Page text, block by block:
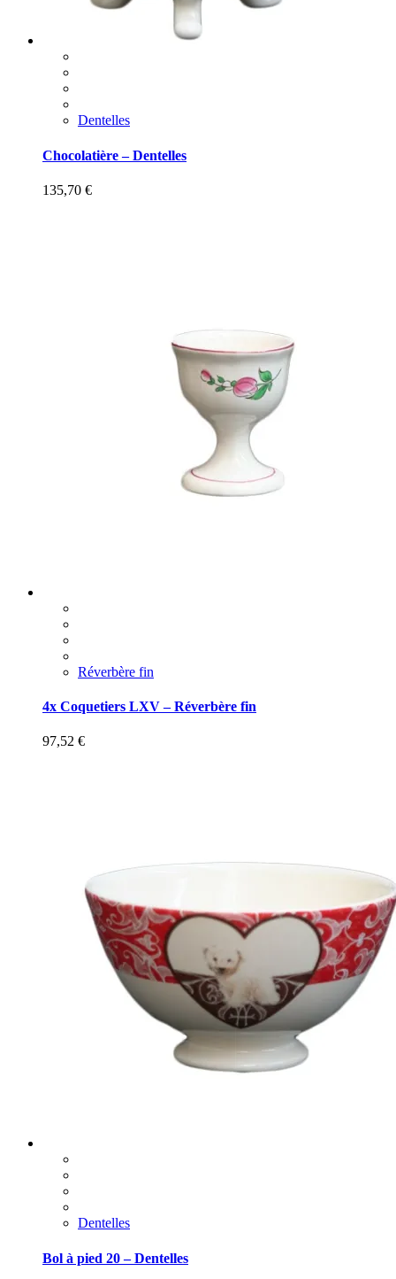
Dentelles
Chocolatière – Dentelles
135,70 €
Réverbère fin
4x Coquetiers LXV – Réverbère fin
97,52 €
Dentelles
Bol à pied 20 – Dentelles